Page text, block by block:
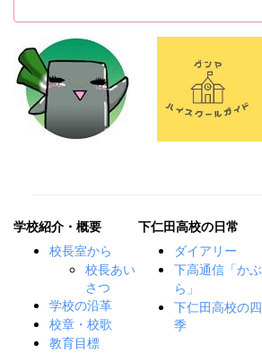
学校紹介・概要
校長室から
校長あい
さつ
学校の沿革
校章・校歌
教育目標
下仁田高校の日常
ダイアリー
下高通信「かぶ
ら」
下仁田高校の四
季